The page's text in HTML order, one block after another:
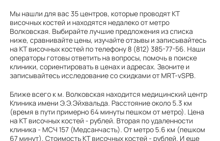
Мы нашли для вас 35 центров, которые проводят КТ
височных костей и находятся недалеко от метро
Волковская. Выбирайте лучшие предложения из списка
ниже, сравнивайте цены, изучайте отзывы и записывайтесь
на КТ височных костей по телефону 8 (812) 385-77-56. Наши
операторы готовы ответить на вопросы, помочь в поиске
клиники, сориентировать в ценах и адресах. Звоните и
записывайтесь исследование со скидками от MRT-vSPB.
Ближе всего к м. Волковская находится медицинский центр
Клиника имени Э.Э.Эйхвальда. Расстояние около 5.3 км
(время в пути примерно 64 минуты пешком от метро). Цена
на КТ височных костей - рублей. Вторая по удаленности
клиника - МСЧ 157 (Медсанчасть). От метро 5.6 км (пешком
67 минут). Стоимость КТ височных костей - рублей. И еще